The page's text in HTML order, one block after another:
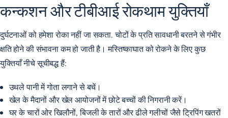
कन्कशन और टीबीआई रोकथाम युक्तियाँ
दुर्घटनाओं को हमेशा रोका नहीं जा सकता. चोटों के प्रति सावधानी बरतने से गंभीर
क्षति होने की संभावना कम हो जाती है। मस्तिष्काघात को रोकने के लिए कुछ
युक्तियाँ नीचे सूचीबद्ध हैं:
उथले पानी में गोता लगाने से बचें।
खेल के मैदानों और खेल आयोजनों में छोटे बच्चों की निगरानी करें।
घर के चारों ओर खिलौनों, बिजली के तारों और ढीले गलीचों जैसे ट्रिपिंग खतरों